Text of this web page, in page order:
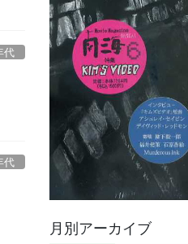
代
代
月別アーカイブ